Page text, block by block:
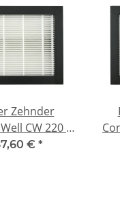
Zehnder
CW 220 -
F7 € *